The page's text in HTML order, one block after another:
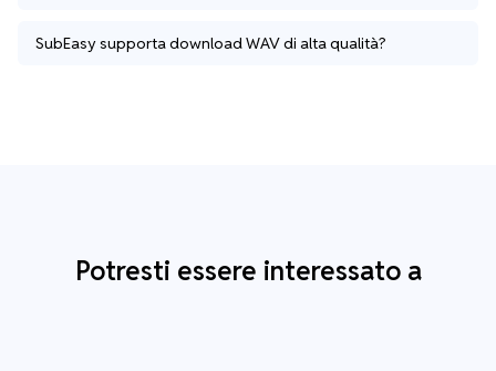
SubEasy supporta download WAV di alta qualità?
Potresti essere interessato a